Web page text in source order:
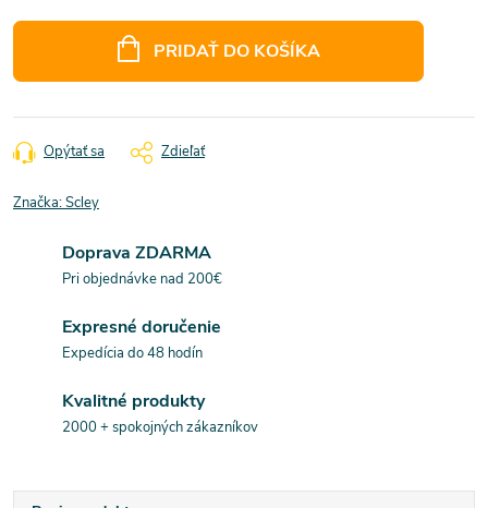
PRIDAŤ DO KOŠÍKA
Opýtať sa Zdieľať
Značka:Scley
Doprava ZDARMA
Pri objednávke nad 200€
Expresné doručenie
Expedícia do 48 hodín
Kvalitné produkty
2000 + spokojných zákazníkov